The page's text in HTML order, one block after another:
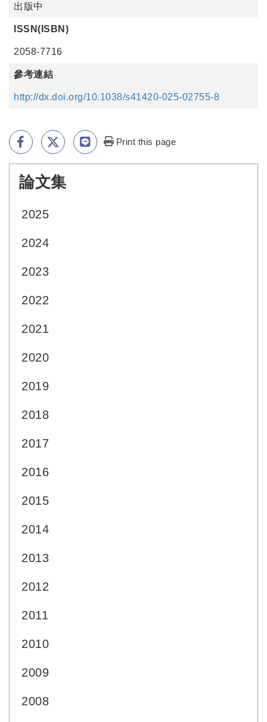
出版中
ISSN(ISBN)
2058-7716
參考連結
http://dx.doi.org/10.1038/s41420-025-02755-8
Print this page
論文集
2025
2024
2023
2022
2021
2020
2019
2018
2017
2016
2015
2014
2013
2012
2011
2010
2009
2008